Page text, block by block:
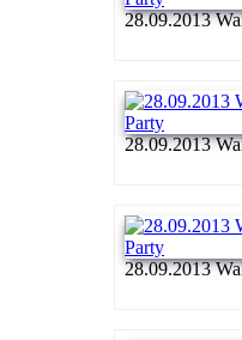
28.09.2013
28.09.2013
28.09.2013